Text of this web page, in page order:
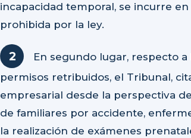
incapacidad temporal, se incurre
prohibida por la ley.
En segundo lugar, respecto
permisos retribuidos, el Tribunal,
empresarial desde la perspectiva
de familiares por accidente,
la realización de exámenes